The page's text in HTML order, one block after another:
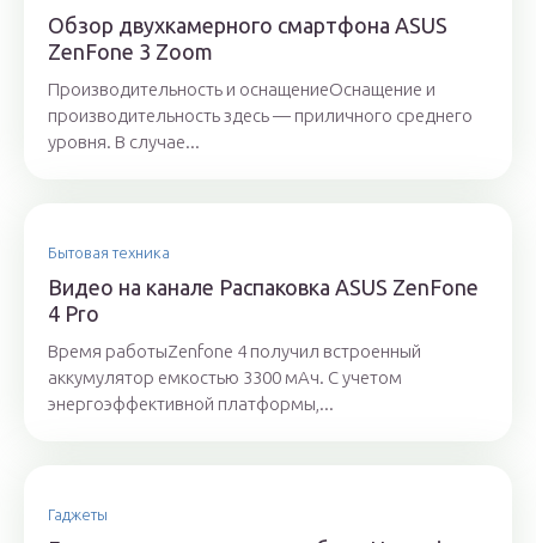
Обзор двухкамерного смартфона ASUS
ZenFone 3 Zoom
Производительность и оснащениеОснащение и
производительность здесь — приличного среднего
уровня. В случае...
Бытовая техника
Видео на канале Распаковка ASUS ZenFone
4 Pro
Время работыZenfone 4 получил встроенный
аккумулятор емкостью 3300 мАч. С учетом
энергоэффективной платформы,...
Гаджеты